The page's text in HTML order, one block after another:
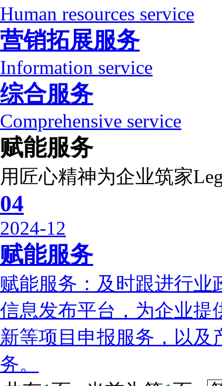
Human resources service
营销拓展服务
Information service
综合服务
Comprehensive service
赋能服务
用匠心精神为企业筑家
04
2024-12
赋能服务
赋能服务：及时跟进行
信息发布平台，为企业提
新等项目申报服务，以
务。